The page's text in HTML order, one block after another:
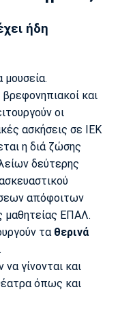
ήδη
μουσεία.
βρεφονηπιακοί και
οι
ασκήσεις σε ΙΕΚ
η διά ζώσης
δεύτερης
απόφοιτων
μαθητείας ΕΠΑΛ.
τα θερινά
γίνονται και
όπως και